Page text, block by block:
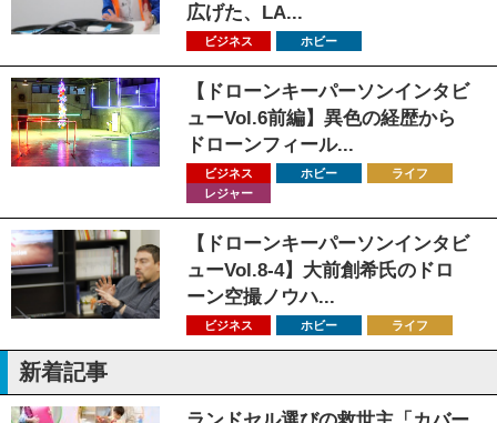
広げた、LA...
ビジネス ホビー
【ドローンキーパーソンインタビ
ューVol.6前編】異色の経歴から
ドローンフィール...
ビジネス ホビー
ライフ
レジャー
【ドローンキーパーソンインタビ
ューVol.8-4】大前創希氏のドロ
ーン空撮ノウハ...
ビジネス ホビー ライフ
新着記事